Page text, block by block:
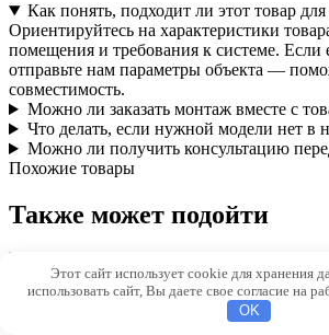
Как понять, подходит ли этот товар
Ориентируйтесь на характеристики
помещения и требования к системе. Если
отправьте нам параметры объекта —
совместимость.
Можно ли заказать монтаж вместе с
Что делать, если нужной модели нет в
Можно ли получить консультацию
Похожие товары
Также может подойти
Воздуховод ф160 1м (труба) из
Этот сайт использует cookie для хранения
использовать сайт, Вы даете свое согласие на
OK